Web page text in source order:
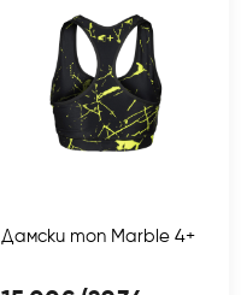
Дамски топ Marble 4+